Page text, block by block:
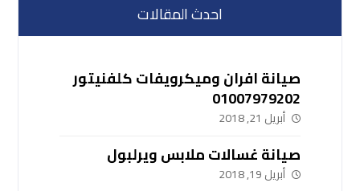
احدث المقالات
صيانة افران وميكرويفات كلفنيتور
01007979202
أبريل 21, 2018
صيانة غسالات ملابس ويرلبول
أبريل 19, 2018